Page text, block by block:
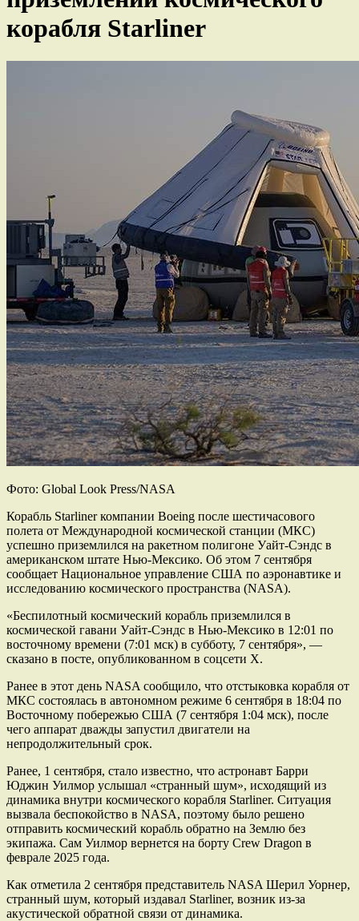
корабля Starliner
Фото: Global Look Press/NASA
Корабль Starliner компании Boeing после шестичасового
полета от Международной космической станции (МКС)
успешно приземлился на ракетном полигоне Уайт-Сэндс в
американском штате Нью-Мексико. Об этом 7 сентября
сообщает Национальное управление США по аэронавтике и
исследованию космического пространства (NASA).
«Беспилотный космический корабль приземлился в
космической гавани Уайт-Сэндс в Нью-Мексико в 12:01 по
восточному времени (7:01 мск) в субботу, 7 сентября», ―
сказано в посте, опубликованном в соцсети X.
Ранее в этот день NASA сообщило, что отстыковка корабля от
МКС состоялась в автономном режиме 6 сентября в 18:04 по
Восточному побережью США (7 сентября 1:04 мск), после
чего аппарат дважды запустил двигатели на
непродолжительный срок.
Ранее, 1 сентября, стало известно, что астронавт Барри
Юджин Уилмор услышал «странный шум», исходящий из
динамика внутри космического корабля Starliner. Ситуация
вызвала беспокойство в NASA, поэтому было решено
отправить космический корабль обратно на Землю без
экипажа. Сам Уилмор вернется на борту Crew Dragon в
феврале 2025 года.
Как отметила 2 сентября представитель NASA Шерил Уорнер,
странный шум, который издавал Starliner, возник из-за
акустической обратной связи от динамика.